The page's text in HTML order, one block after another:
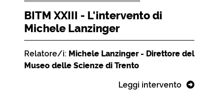
BITM XXIII - L'intervento di
Michele Lanzinger
Relatore/i: Michele Lanzinger - Direttore del
Museo delle Scienze di Trento
Leggi intervento